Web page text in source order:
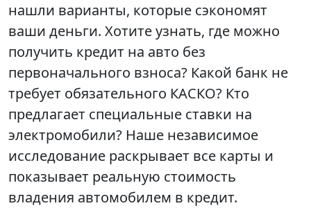
нашли варианты, которые сэкономят
ваши деньги. Хотите узнать, где можно
получить кредит на авто без
первоначального взноса? Какой банк не
требует обязательного КАСКО? Кто
предлагает специальные ставки на
электромобили? Наше независимое
исследование раскрывает все карты и
показывает реальную стоимость
владения автомобилем в кредит.